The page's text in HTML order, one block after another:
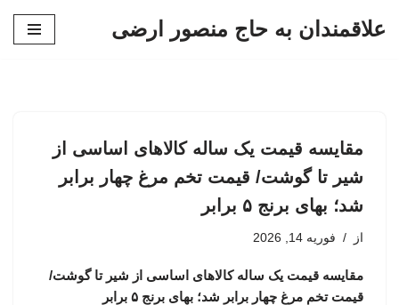
علاقمندان به حاج منصور ارضی
مقایسه قیمت یک ساله کالاهای اساسی از
شیر تا گوشت/ قیمت تخم مرغ چهار برابر
شد؛ بهای برنج ۵ برابر
از فوریه 14, 2026
مقایسه قیمت یک ساله کالاهای اساسی از شیر تا گوشت/
قیمت تخم مرغ چهار برابر شد؛ بهای برنج ۵ برابر